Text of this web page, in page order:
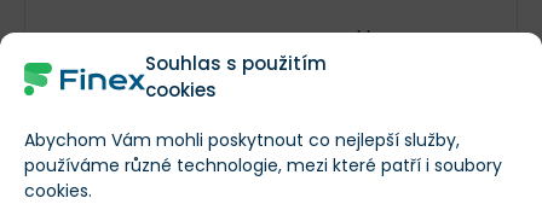
Souhlas s použitím
cookies
Abychom Vám mohli poskytnout co nejlepší služby,
používáme různé technologie, mezi které patří i soubory
cookies.
Webové stránky
com/cms/en-
wacker/investor-
relations/overview/i